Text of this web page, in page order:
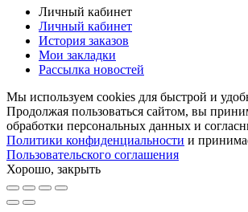
Личный кабинет
Личный кабинет
История заказов
Мои закладки
Рассылка новостей
Мы используем cookies для быстрой и
Продолжая пользоваться сайтом, вы
обработки персональных данных и
Политики конфиденциальности и
Пользовательского соглашения
Хорошо, закрыть